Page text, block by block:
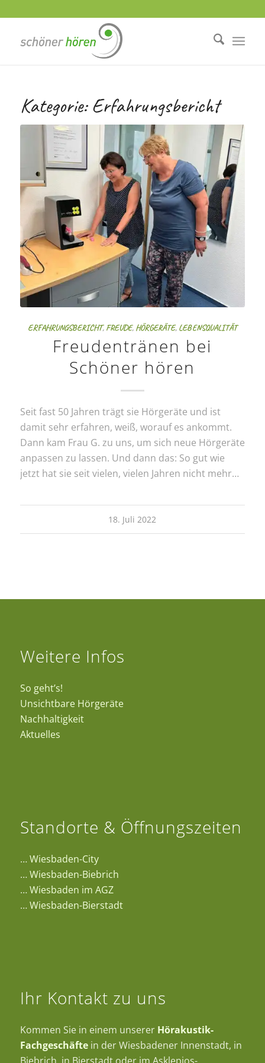
Kategorie:Erfahrungsbericht
ERFAHRUNGSBERICHT, FREUDE, HÖRGERÄTE, LEBENSQUALITÄT
Freudentränen bei
Schöner hören
Seit fast 50 Jahren trägt sie Hörgeräte und ist
damit sehr erfahren, weiß, worauf es ankommt.
Dann kam Frau G. zu uns, um sich neue Hörgeräte
anpassen zu lassen. Und dann das: So gut wie
jetzt hat sie seit vielen, vielen Jahren nicht mehr…
18. Juli 2022
Weitere Infos
So geht’s!
Unsichtbare Hörgeräte
Nachhaltigkeit
Aktuelles
Standorte & Öffnungszeiten
…Wiesbaden-City
…Wiesbaden-Biebrich
…Wiesbaden im AGZ
…Wiesbaden-Bierstadt
Ihr Kontakt zu uns
Kommen Sie in einem unserer Hörakustik-
Fachgeschäftein der Wiesbadener Innenstadt, in